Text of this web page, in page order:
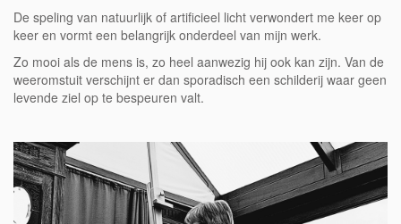
De speling van natuurlijk of artificieel licht verwondert me keer op
keer en vormt een belangrijk onderdeel van mijn werk.
Zo mooi als de mens is, zo heel aanwezig hij ook kan zijn. Van de
weeromstuit verschijnt er dan sporadisch een schilderij waar geen
levende ziel op te bespeuren valt.